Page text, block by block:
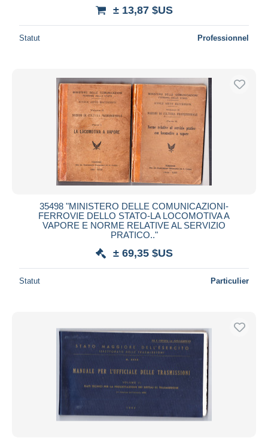
± 13,87 $US
Statut Professionnel
35498 "MINISTERO DELLE COMUNICAZIONI-
FERROVIE DELLO STATO-LA LOCOMOTIVA A
VAPORE E NORME RELATIVE AL SERVIZIO
PRATICO.."
± 69,35 $US
Statut Particulier